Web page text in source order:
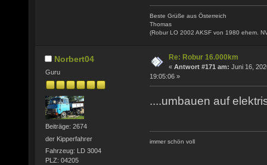
Beste Grüße aus Österreich
Thomas
(Robur LO 2002 AKSF von 1980 ehem.
Norbert04
Guru
Beiträge: 2674
der Kipperfahrer
Fahrzeug: LD 3004
PLZ: 04205
Re: Robur 16.000km
« Antwort #171 am: Juni 16,
19:05:06 »
....umbauen auf
immer schön voll